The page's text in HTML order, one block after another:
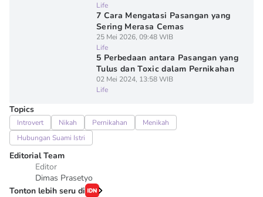
Life
7 Cara Mengatasi Pasangan yang
Sering Merasa Cemas
25 Mei 2026, 09:48 WIB
Life
5 Perbedaan antara Pasangan yang
Tulus dan Toxic dalam Pernikahan
02 Mei 2024, 13:58 WIB
Life
Topics
Introvert Nikah Pernikahan
Menikah
Hubungan Suami Istri
Editorial Team
Editor
Dimas Prasetyo
Tonton lebih seru di